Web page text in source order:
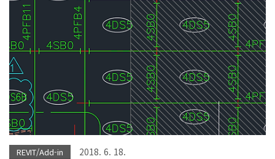
REVIT/Add-in 2018. 6. 18.